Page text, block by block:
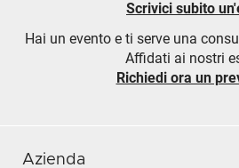
Scrivici subito
Hai un evento e ti serve una
Affidati ai nostri
Richiedi ora un
Azienda